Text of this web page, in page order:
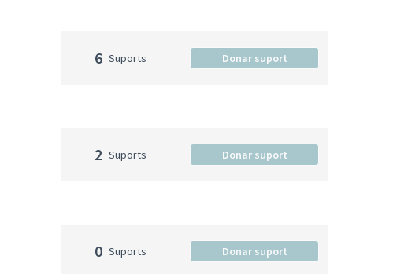
6 Suports Donar suport
2 Suports Donar suport
0 Suports Donar suport